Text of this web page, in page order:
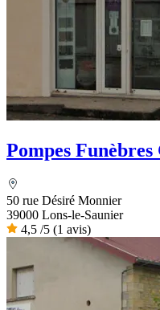
Pompes Funèbres
50 rue Désiré Monnier
39000 Lons-le-Saunier
4,5 /5 (1 avis)